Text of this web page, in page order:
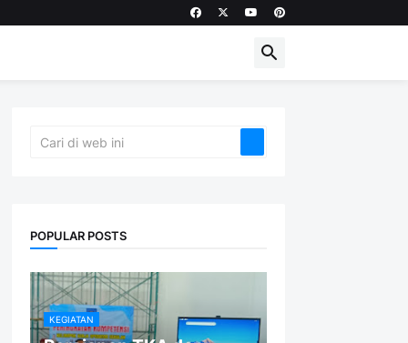
POPULAR POSTS
KEGIATAN